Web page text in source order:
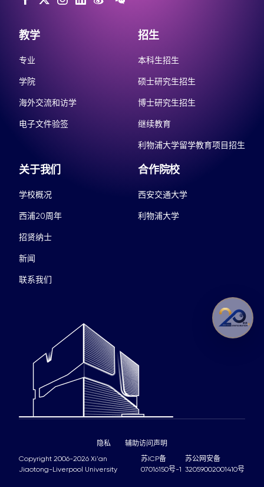
教学
专业
学院
海外交流和访学
电子文件验签
招生
本科生招生
硕士研究生招生
博士研究生招生
继续教育
利物浦大学留学教育项目招生
关于我们
学校概况
西浦20周年
招贤纳士
新闻
联系我们
合作院校
西安交通大学
利物浦大学
Copyright 2006-2026 Xi'an
Jiaotong-Liverpool University
苏ICP备
07016150号-1
苏公网安备
32059002001410号
隐私 辅助访问声明